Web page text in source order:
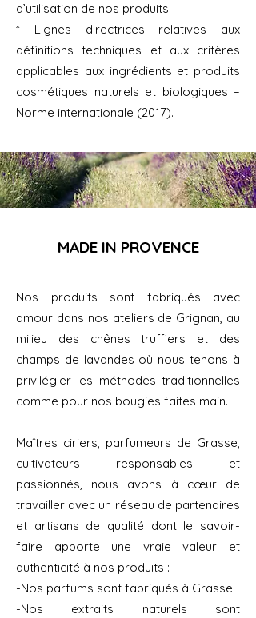
d’utilisation de nos produits.
* Lignes directrices relatives aux
définitions techniques et aux critères
applicables aux ingrédients et produits
cosmétiques naturels et biologiques –
Norme internationale (2017).
MADE IN PROVENCE
Nos produits sont fabriqués avec
amour dans nos ateliers de Grignan, au
milieu des chênes truffiers et des
champs de lavandes où nous tenons à
privilégier les méthodes traditionnelles
comme pour nos bougies faites main.
Maîtres ciriers, parfumeurs de Grasse,
cultivateurs responsables et
passionnés, nous avons à cœur de
travailler avec un réseau de partenaires
et artisans de qualité dont le savoir-
faire apporte une vraie valeur et
authenticité à nos produits :
-Nos parfums sont fabriqués à Grasse
-Nos extraits naturels sont